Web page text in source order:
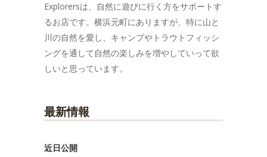
Explorersは、自然に遊びに行く方をサポートす
るお店です。横浜元町にありますが、特に山と
川の自然を愛し、キャンプやトラウトフィッシ
ングを通して自然の楽しみを増やしていって欲
しいと思っています。
最新情報
近日公開